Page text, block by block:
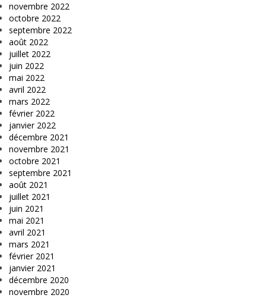
novembre 2022
octobre 2022
septembre 2022
août 2022
juillet 2022
juin 2022
mai 2022
avril 2022
mars 2022
février 2022
janvier 2022
décembre 2021
novembre 2021
octobre 2021
septembre 2021
août 2021
juillet 2021
juin 2021
mai 2021
avril 2021
mars 2021
février 2021
janvier 2021
décembre 2020
novembre 2020